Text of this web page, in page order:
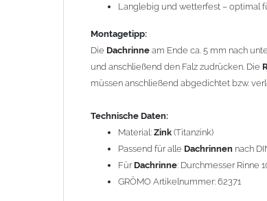
Spurenelementen von Titan und Kupfer.
das Titanzinkblech kann dadurch verformt
*Berechnung der Teiligkeit: Aus
Blechtafeln zusammen. Bei Kantungen
geteilt durch 8 Stück (8-tlg.) ergibt einen
u.s.w.. Aus dem 333mm Zuschnitt entsteht,
Fallrohr mit einem Durchmesser von 100mm.
Langlebig und wetterfest – optimal
Montagetipp:
Die Dachrinne am Ende ca. 5 mm nach
und anschließend den Falz zudrücken. Die
müssen anschließend abgedichtet bzw.
Technische Daten:
Material: Zink (Titanzink)
Passend für alle Dachrinnen nach
Für Dachrinne: Durchmesser Rinne
GRÖMO Artikelnummer: 62371